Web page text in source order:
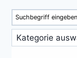
Kategorien